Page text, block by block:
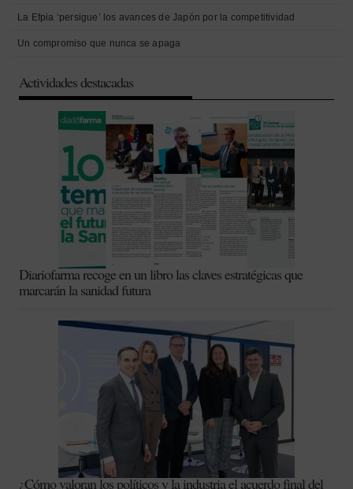
La Efpia ‘persigue’ los avances de Japón por la competitividad
Un compromiso que nunca se apaga
Actividades destacadas
Diariofarma recoge en un libro las claves estratégicas que
marcarán la sanidad futura
¿Cómo valoran los políticos y la industria el acuerdo final del